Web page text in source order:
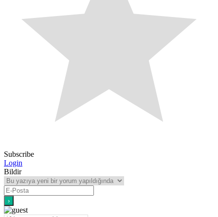
Subscribe
Login
Bildir